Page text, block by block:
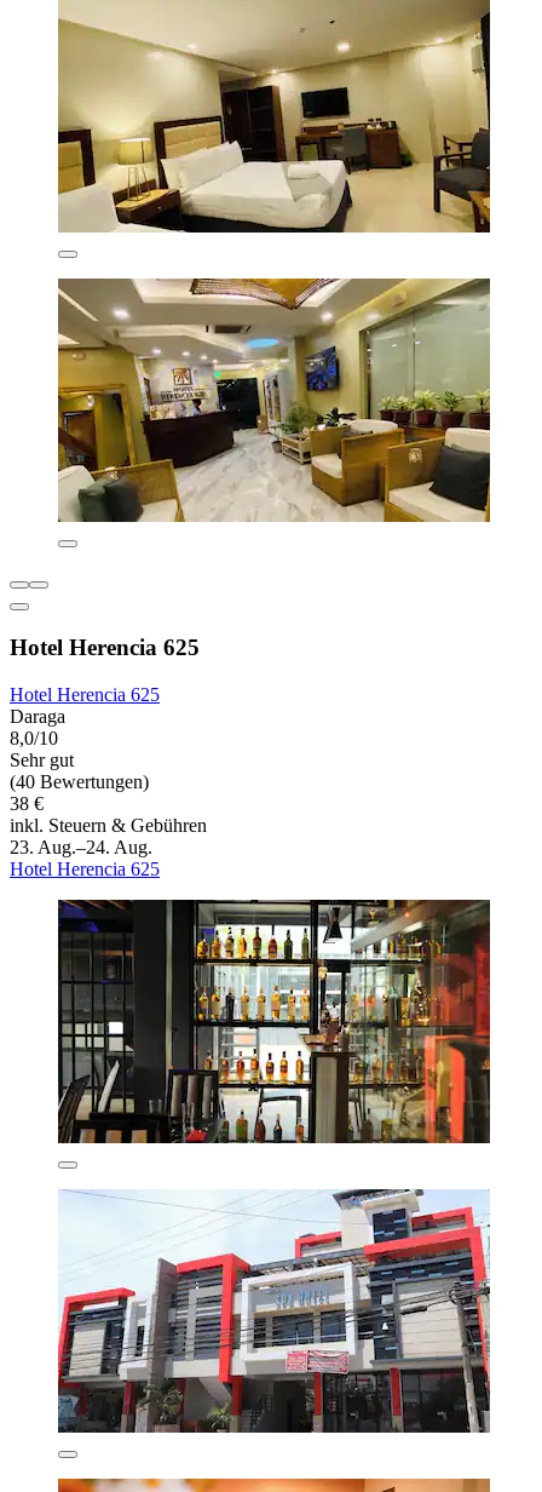
Hotel Herencia 625
Hotel Herencia 625
Daraga
8,0/10
Sehr gut
(40 Bewertungen)
38 €
inkl. Steuern & Gebühren
23. Aug.–24. Aug.
Hotel Herencia 625